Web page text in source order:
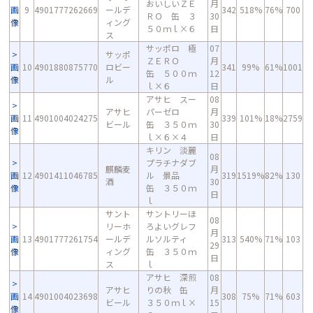
画
像
9 4901777262669
ールデ
ィング
ス
おいしいＺＥ
ＲＯ 缶 ３
５０ｍｌ×６
月
30
日
342 518% 76% 700
画
像
10 4901880875770
サッポ
ロビー
ル
サッポロ 極
ＺＥＲＯ
缶 ５００ｍ
ｌ×６
07
月
12
日
341 99% 61%1001
画
像
11 4901004024275
アサヒ
ビール
アサヒ スー
パーゼロ
缶 ３５０ｍ
ｌ×６×４
08
月
30
日
339 101% 18%2759
画
像
12 4901411046785
麒麟麦
酒
キリン 淡麗
プラチナダブ
ル 景品
缶 ３５０ｍ
ｌ
08
月
30
日
3191519%82% 130
画
像
13 4901777261754
サント
リーホ
ールデ
ィング
ス
サントリーほ
ろよいグレフ
ルソルティ
缶 ３５０ｍ
ｌ
08
月
29
日
313 540% 71% 103
画
像
14 4901004023698
アサヒ
ビール
アサヒ 深煎
りの秋 缶
３５０ｍｌ×
08
月
15
308 75% 71% 603